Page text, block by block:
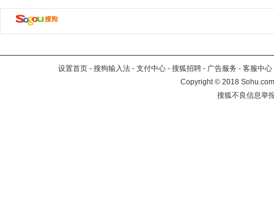
设置首页 - 搜狗输入法 - 支付中心 - 搜狐招聘 - 广告服务 - 客服中心
Copyright©2018
搜狐不良信息举